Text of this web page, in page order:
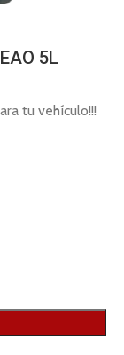
5L
tu vehículo!!!